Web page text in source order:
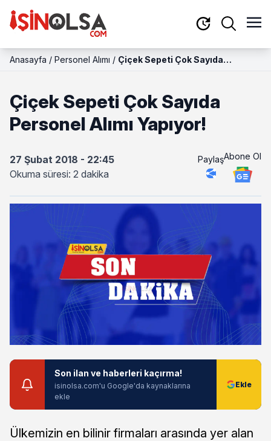
Anasayfa / Personel Alımı / Çiçek Sepeti Çok Sayıda
Çiçek Sepeti Çok Sayıda
Personel Alımı Yapıyor!
27 Şubat 2018 - 22:45
Okuma süresi: 2 dakika
PaylaşAbone Ol
Son ilan ve haberleri kaçırma!
isinolsa.com'u Google'da kaynaklarına
ekle
Ülkemizin en bilinir firmaları arasında yer alan